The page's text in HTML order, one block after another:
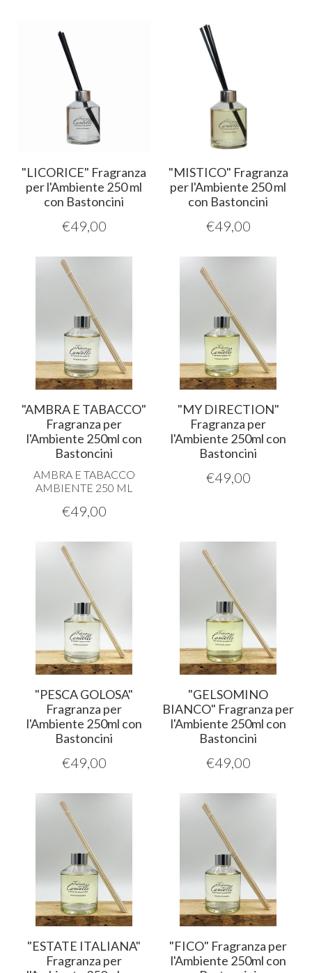
"LICORICE" Fragranza
per l'Ambiente 250 ml
con Bastoncini
€49,00
"MISTICO" Fragranza
per l'Ambiente 250 ml
con Bastoncini
€49,00
"AMBRA E TABACCO"
Fragranza per
l'Ambiente 250ml con
Bastoncini
AMBRAE TABACCO
AMBIENTE 250 ML
€49,00
"MY DIRECTION"
Fragranza per
l'Ambiente 250ml con
Bastoncini
€49,00
"PESCA GOLOSA"
Fragranza per
l'Ambiente 250ml con
Bastoncini
€49,00
"GELSOMINO
BIANCO" Fragranza per
l'Ambiente 250ml con
Bastoncini
€49,00
"ESTATE ITALIANA"
Fragranza per
"FICO" Fragranza per
l'Ambiente 250ml con